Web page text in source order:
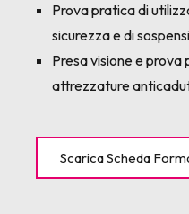
Prova pratica di
sicurezza e di
Presa visione e
attrezzature
Scarica Scheda